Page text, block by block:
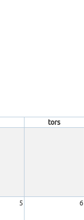
tors
5 6